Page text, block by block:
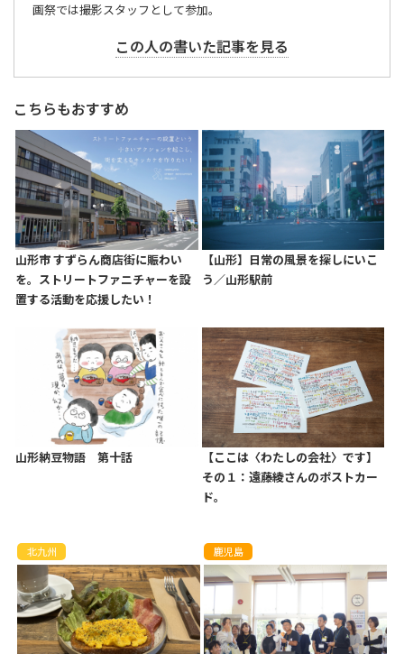
画祭では撮影スタッフとして参加。
この人の書いた記事を見る
こちらもおすすめ
山形市 すずらん商店街に賑わい
を。ストリートファニチャーを設
置する活動を応援したい！
【山形】日常の風景を探しにいこ
う／山形駅前
山形納豆物語 第十話
【ここは〈わたしの会社〉です】
その１：遠藤綾さんのポストカー
ド。
北九州 鹿児島